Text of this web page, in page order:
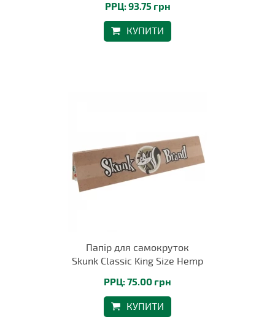
РРЦ: 93.75 грн
КУПИТИ
Папір для самокруток
Skunk Classic King Size Hemp
РРЦ: 75.00 грн
КУПИТИ